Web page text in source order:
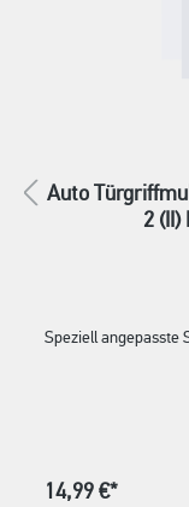
Auto
2
Speziell angepasste
14,99 €*